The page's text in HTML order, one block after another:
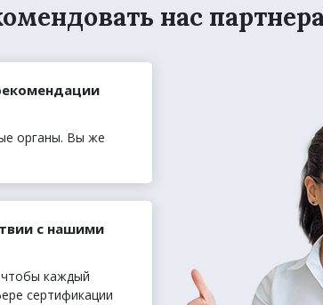
нас
органы. Вы же
с нашими
чтобы каждый
сертификации